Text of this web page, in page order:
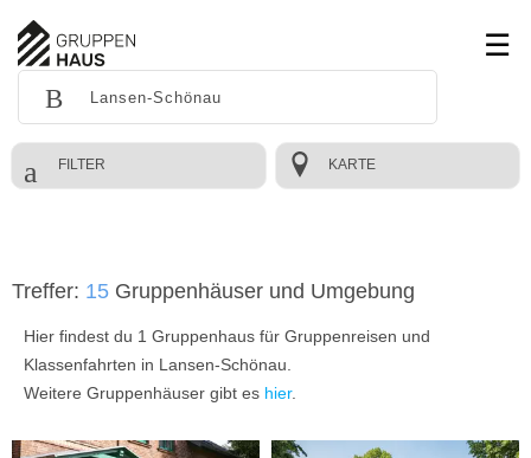
FILTER KARTE
Treffer: 15 Gruppenhäuser und Umgebung
Hier findest du 1 Gruppenhaus für Gruppenreisen und
Klassenfahrten in Lansen-Schönau.
Weitere Gruppenhäuser gibt es hier.